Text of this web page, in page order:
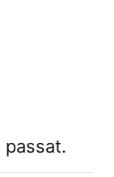
passat.